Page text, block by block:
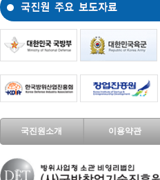
국진원소개 이용약관